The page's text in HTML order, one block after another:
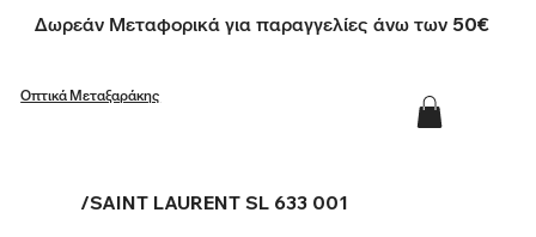
Δωρεάν Μεταφορικά για παραγγελίες άνω των 50€
Οπτικά Μεταξαράκης
/SAINT LAURENT SL 633 001